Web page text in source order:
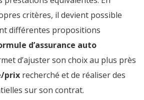
critères, il devient possible
différentes propositions
d’assurance auto
d’ajuster son choix au plus près
prix recherché et de réaliser des
sur son contrat.